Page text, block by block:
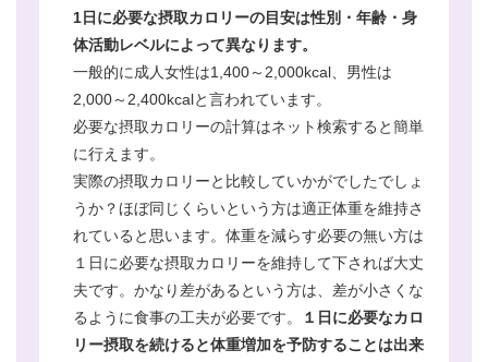
1日に必要な摂取カロリーの目安は性別・年齢・身
体活動レベルによって異なります。
一般的に成人女性は1,400～2,000kcal、男性は
2,000～2,400kcalと言われています。
必要な摂取カロリーの計算はネット検索すると簡単
に行えます。
実際の摂取カロリーと比較していかがでしたでしょ
うか？ほぼ同じくらいという方は適正体重を維持さ
れていると思います。体重を減らす必要の無い方は
１日に必要な摂取カロリーを維持して下されば大丈
夫です。かなり差があるという方は、差が小さくな
るように食事の工夫が必要です。
１日に必要なカロ
リー摂取を続けると体重増加を予防することは出来